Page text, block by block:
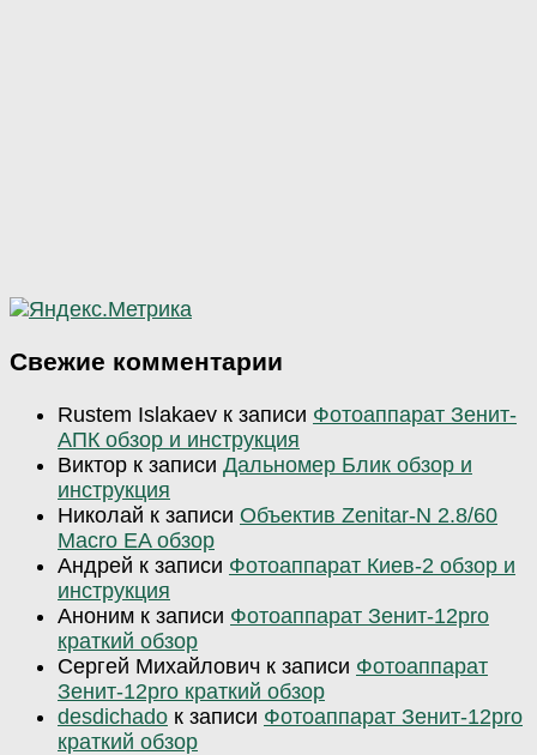
Свежие комментарии
Rustem Islakaev к записи Фотоаппарат Зенит-
АПК обзор и инструкция
Виктор к записи Дальномер Блик обзор и
инструкция
Николай к записи Объектив Zenitar-N 2.8/60
Macro EA обзор
Андрей к записи Фотоаппарат Киев-2 обзор и
инструкция
Аноним к записи Фотоаппарат Зенит-12pro
краткий обзор
Сергей Михайлович к записи Фотоаппарат
Зенит-12pro краткий обзор
desdichado к записи Фотоаппарат Зенит-12pro
краткий обзор